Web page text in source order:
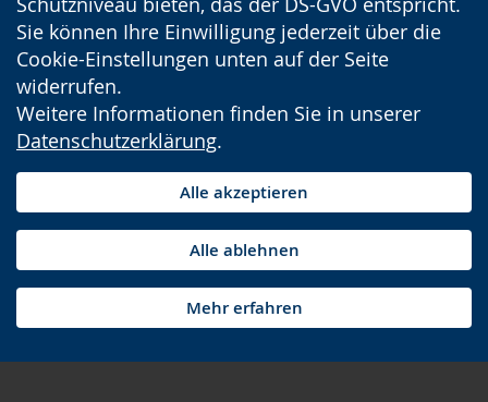
Sie können Ihre Einwilligung jederzeit über die
Cookie-Einstellungen unten auf der Seite
widerrufen.
Weitere Informationen finden Sie in unserer
Datenschutzerklärung.
Alle akzeptieren
Alle ablehnen
Mehr erfahren